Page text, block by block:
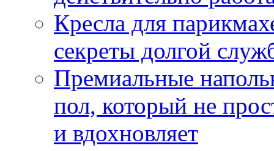
Кресла для
секреты долгой
Премиальные
пол, который не
и вдохновляет